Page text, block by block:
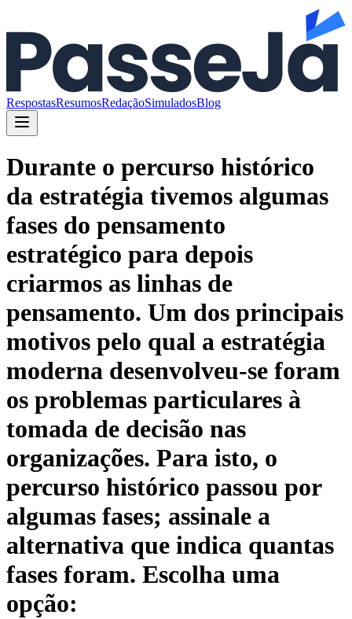
RespostasResumosRedaçãoSimuladosBlog
Durante o percurso histórico
da estratégia tivemos algumas
fases do pensamento
estratégico para depois
criarmos as linhas de
pensamento. Um dos principais
motivos pelo qual a estratégia
moderna desenvolveu-se foram
os problemas particulares à
tomada de decisão nas
organizações. Para isto, o
percurso histórico passou por
algumas fases; assinale a
alternativa que indica quantas
fases foram. Escolha uma
opção: